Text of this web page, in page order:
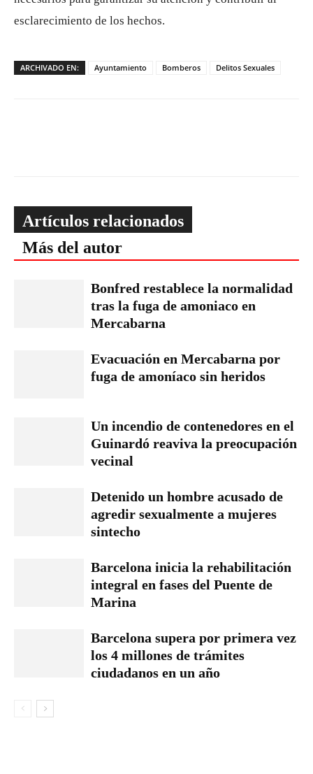
esclarecimiento de los hechos.
ARCHIVADO EN: Ayuntamiento Bomberos Delitos Sexuales
Artículos relacionados
Más del autor
Bonfred restablece la normalidad
tras la fuga de amoniaco en
Mercabarna
Evacuación en Mercabarna por
fuga de amoníaco sin heridos
Un incendio de contenedores en el
Guinardó reaviva la preocupación
vecinal
Detenido un hombre acusado de
agredir sexualmente a mujeres
sintecho
Barcelona inicia la rehabilitación
integral en fases del Puente de
Marina
Barcelona supera por primera vez
los 4 millones de trámites
ciudadanos en un año